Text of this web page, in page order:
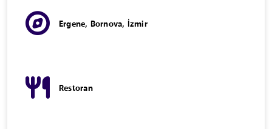
Ergene, Bornova, İzmir
Restoran